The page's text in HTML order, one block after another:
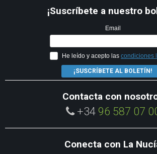
¡Suscríbete a nuestro
Email
He leído y acepto las condiciones
¡SUSCRÍBETE AL BOLETÍN!
Contacta con
+34 96 587 07
Conecta con La